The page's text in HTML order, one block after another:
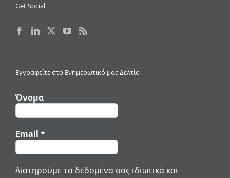
Get Social
Εγγραφείτε στο Ενημερωτικό μας Δελτίο
Όνομα
Email *
Διατηρούμε τα δεδομένα σας ιδιωτικά και